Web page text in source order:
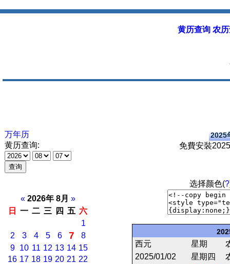
黄历查询 农
万年历
黄历查询:
« 2026年 8月 »
日
一 二 三 四 五 六
1
2
3 4 5 6 7
8
9 10 11 12 13 14 15
16 17 18 19 20 21 22
2025
免費安裝
选择颜色(?
西元 星期
2025/01/02
星期四